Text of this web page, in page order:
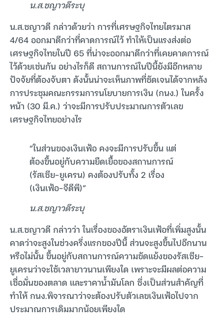
น.ส.ชญาวดีระบุ
น.ส.ชญาวดี กล่าวด้วยว่า การที่เศรษฐกิจไทยไตรมาส
4/64 ออกมาดีกว่าที่คาดการณ์ไว้ ทำให้เป็นแรงส่งต่อ
เศรษฐกิจไทยในปี 65 ที่น่าจะออกมาดีกว่าที่เคยคาดการณ์
ไว้ด้วยเช่นกัน อย่างไรก็ดี สถานการณ์ในปีนี้ยังมีอีกหลาย
ปัจจัยที่ต้องจับตา ดังนั้นน่าจะเห็นภาพที่ชัดเจนได้จากหลัง
การประชุมคณะกรรมการนโยบายการเงิน (กนง.) ในครั้ง
หน้า (30 มี.ค.) ว่าจะมีการปรับประมาณการตัวเลข
เศรษฐกิจไทยอย่างไร
“ในส่วนของเงินเฟ้อ คงจะมีการปรับขึ้น แต่
ต้องขึ้นอยู่กับความยืดเยื้อของสถานการณ์
(รัสเซีย-ยูเครน) คงต้องปรับทั้ง 2 เรื่อง
(เงินเฟ้อ-จีดีพี)”
น.ส.ชญาวดีระบุ
น.ส.ชญาวดี กล่าวว่า ในเรื่องของอัตราเงินเฟ้อที่เพิ่มสูงนั้น
คาดว่าจะสูงในช่วงครึ่งแรกของปีนี้ ส่วนจะสูงขึ้นไปอีกนาน
หรือไม่นั้น ขึ้นอยู่กับสถานการณ์ความขัดแย้งของรัสเซีย-
ยูเครนว่าจะใช้เวลายาวนานเพียงใด เพราะจะมีผลต่อความ
เชื่อมั่นของตลาด และราคาน้ำมันโลก ซึ่งเป็นส่วนสำคัญที่
ทำให้ กนง.พิจารณาว่าจะต้องปรับตัวเลขเงินเฟ้อไปจาก
ประมาณการเดิมมากน้อยเพียงใด